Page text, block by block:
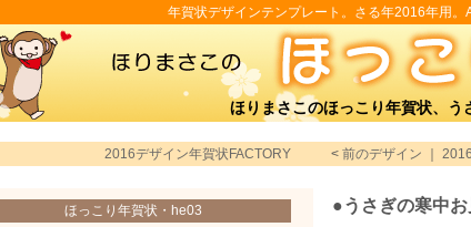
年賀状デザインテンプレート。さる年2016年用。
ほりまさこのほっこり年賀状、う
2016デザイン年賀状FACTORY< 前のデザイン
ほっこり年賀状・he03 ●うさぎの寒中